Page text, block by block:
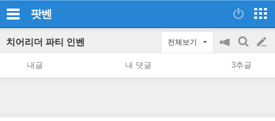
팟벤
치어리더 파티 인벤 전체보기
공
on/off
검
색
글
쓰
내글 내 댓글 3추글